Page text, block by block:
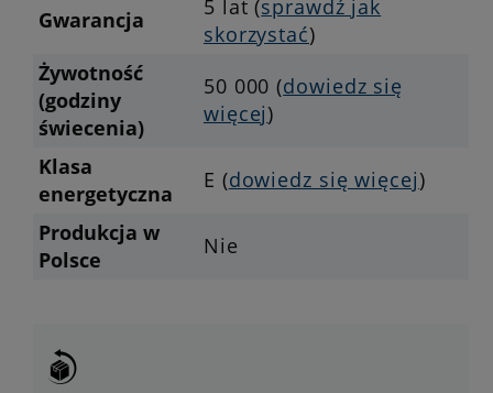
Gwarancja 5 lat (sprawdź jak
skorzystać)
Żywotność
(godziny
świecenia)
50 000 (dowiedz się
więcej)
Klasa
energetyczna
E (dowiedz się więcej)
Produkcja w
Polsce
Nie